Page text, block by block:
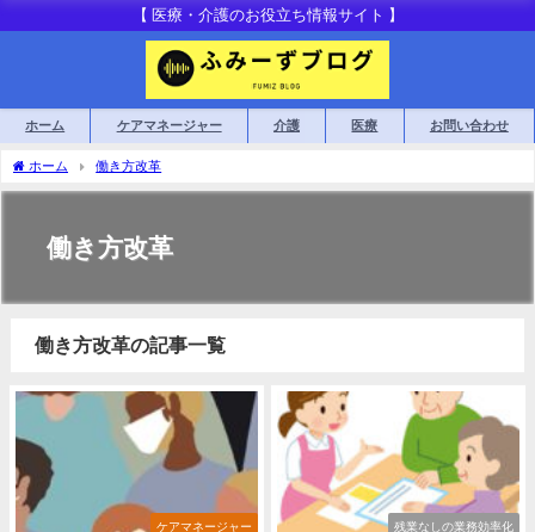
【 医療・介護のお役立ち情報サイト 】
ホーム ケアマネージャー 介護 医療 お問い合わせ
ホーム 働き方改革
働き方改革
働き方改革の記事一覧
ケアマネージャー 残業なしの業務効率化